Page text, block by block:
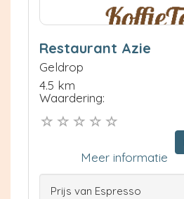
Restaurant Azie
Geldrop
4.5 km
Waardering:
Meer informatie
Prijs van Espresso